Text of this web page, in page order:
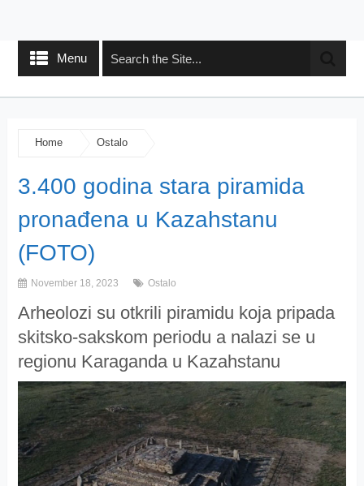
Menu
Home Ostalo
3.400 godina stara piramida
pronađena u Kazahstanu
(FOTO)
November 18, 2023 Ostalo
Arheolozi su otkrili piramidu koja pripada
skitsko-sakskom periodu a nalazi se u
regionu Karaganda u Kazahstanu